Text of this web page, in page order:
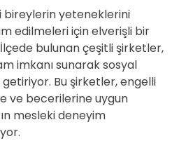
bireylerin yeteneklerini
edilmeleri için elverişli bir
bulunan çeşitli şirketler,
imkanı sunarak sosyal
getiriyor. Bu şirketler, engelli
ve becerilerine uygun
mesleki deneyim